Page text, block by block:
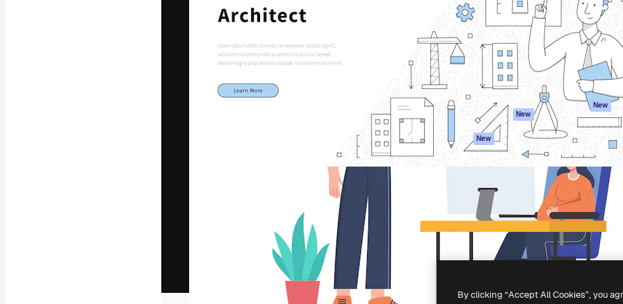
creëren. Meer dan 1 miljoen abonnees
bureaus en studio's.
Nederlands
Spaces
AI-assistent
AI Image Generator
AI Video Generator
AI Voice Generator
Stockcontent
MCP voor
Claude/ChatGPT
New
Agenten New
Alle Magnific-tools
Academy
Documentatie
Ondersteuning
Algemene
voorwaarden
Privacybeleid
Originelen New
Cookiebeleid
Partners
Onderneming
Copyright © 2010-2026 Freepik Company S.L.U.Alle rechten voorbehouden.
By clicking “Accept All Cookies”, you